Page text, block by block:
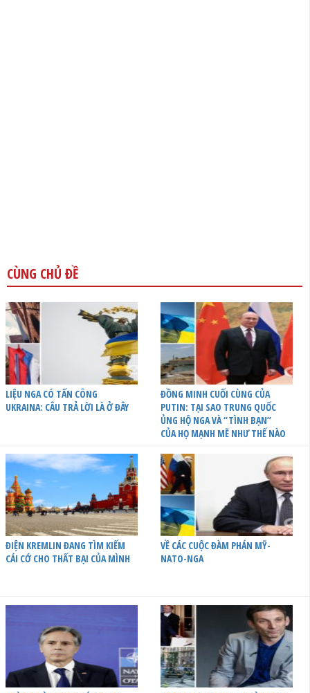
CÙNG CHỦ ĐỀ
LIỆU NGA CÓ TẤN CÔNG
UKRAINA: CÂU TRẢ LỜI LÀ Ở ĐÂY
ĐỒNG MINH CUỐI CÙNG CỦA
PUTIN: TẠI SAO TRUNG QUỐC
ỦNG HỘ NGA VÀ “TÌNH BẠN”
CỦA HỌ MẠNH MẼ NHƯ THẾ NÀO
ĐIỆN KREMLIN ĐANG TÌM KIẾM
CÁI CỚ CHO THẤT BẠI CỦA MÌNH
VỀ CÁC CUỘC ĐÀM PHÁN MỸ-
NATO-NGA